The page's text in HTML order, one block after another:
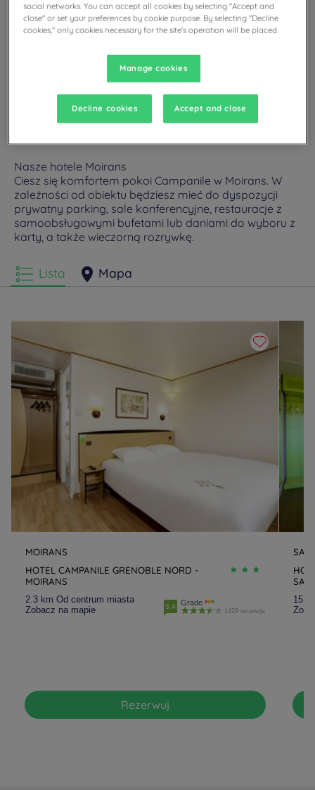
Planują Państwo pobyt w Moirans i poszukują hotelu?
Campanile oferuje komfortowe pokoje i dobrą kuchnię w
Nasze hotele Moirans
Ciesz się komfortem pokoi Campanile w Moirans. W
zależności od obiektu będziesz mieć do dyspozycji
prywatny parking, sale konferencyjne, restauracje z
samoobsługowymi bufetami lub daniami do wyboru z
karty, a także wieczorną rozrywkę.
Lista Mapa
MOIRANS
HOTEL CAMPANILE GRENOBLE NORD -
MOIRANS
2.3 km Od centrum miasta
Zobacz na mapie
3.4 Grade
1429 recenzje
Rezerwuj
15.4
social networks. You can accept all cookies by selecting "Accept and
close" or set your preferences by cookie purpose. By selecting "Decline
cookies," only cookies necessary for the site's operation will be placed.
Manage cookies
Decline cookies Accept and close